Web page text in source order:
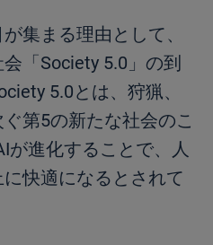
集まる理由として、
「Society 5.0」の到
5.0とは、狩猟、
第5の新たな社会のこ
が進化することで、人
快適になるとされて